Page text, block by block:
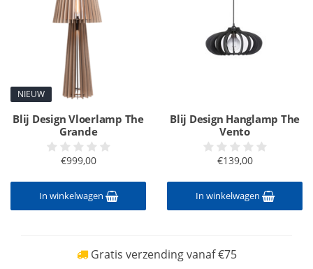
NIEUW
Blij Design Vloerlamp The
Grande
€999,00
In winkelwagen
Blij Design Hanglamp The
Vento
€139,00
In winkelwagen
Gratis verzending vanaf €75